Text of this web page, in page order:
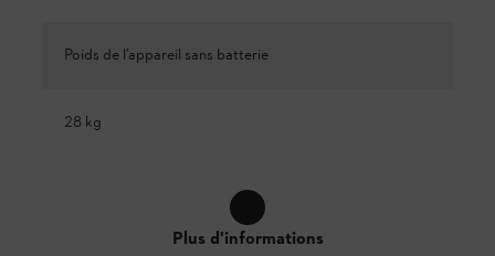
Poids de l’appareil sans batterie
28 kg
Plus d'informations